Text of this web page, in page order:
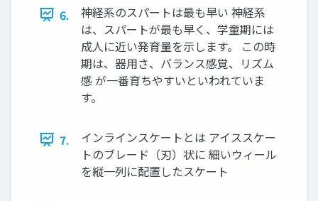
6.
神経系のスパートは最も早い 神経系
は、スパートが最も早く、学童期には
成人に近い発育量を示します。 この時
期は、器用さ、バランス感覚、リズム
感 が一番育ちやすいといわれていま
す。
7.
インラインスケートとは アイススケー
トのブレード（刃）状に 細いウィール
を縦一列に配置したスケート